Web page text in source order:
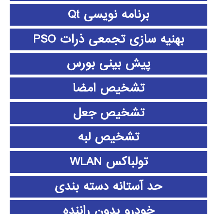
برنامه نویسی Qt
بهنیه سازی تجمعی ذرات PSO
پیش بینی بورس
تشخیص امضا
تشخیص جعل
تشخیص لبه
تولباکس WLAN
حد آستانه دسته بندی